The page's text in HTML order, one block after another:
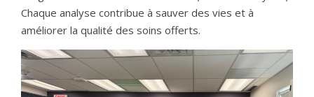
Chaque analyse contribue à sauver des vies et à
améliorer la qualité des soins offerts.